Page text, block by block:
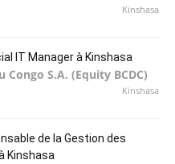
Kinshasa
IT Manager à Kinshasa
S.A. (Equity BCDC)
Kinshasa
de la Gestion des
Kinshasa